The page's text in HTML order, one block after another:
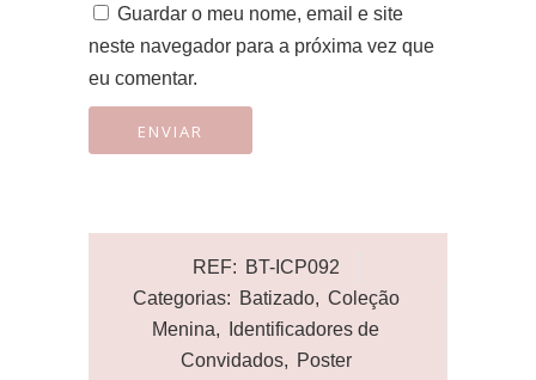
Guardar o meu nome, email e site
neste navegador para a próxima vez que
eu comentar.
REF: BT-ICP092
Categorias: Batizado, Coleção
Menina,
Identificadores de
Convidados, Poster